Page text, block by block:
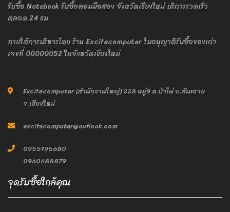
รับซื้อ Notebook รับซื้อคอมมือสอง จังหวัดเชียงใหม่ บริการรวดเร็ว
ตลอด 24 ชม
ภายใต้การบริหารโดย ร้าน Excitecomputer ใบอนุญาติรับซื้อของเก่า
เลขที่ 00000052 ในจังหวัดเชียงใหม่
Excitecomputer (สำนักงานใหญ่) 228 หมู่9 ต.ป่าไผ่ อ.สันทราย
จ.เชียงใหม่
excitecomputer@outlook.com
0955195680
0960688879
จุดรับซื้อใกล้คุณ